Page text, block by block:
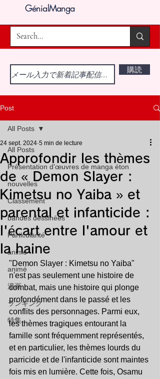
GénialManga
購読
Post
All Posts
Présentation d'œuvres de manga éton
nouvelles
Classement
bandes dessinées
Particularité
animé
animé
漫画
ランキング
特集
All Posts
Approfondir les thèmes
de « Demon Slayer :
Kimetsu no Yaiba » et
parental et infanticide :
l'écart entre l'amour et
la haine
24 sept. 2024 5 min de lecture
"Demon Slayer : Kimetsu no Yaiba"
n'est pas seulement une histoire de
combat, mais une histoire qui plonge
profondément dans le passé et les
conflits des personnages. Parmi eux,
les thèmes tragiques entourant la
famille sont fréquemment représentés,
et en particulier, les thèmes lourds du
parricide et de l'infanticide sont maintes
fois mis en lumière. Cette fois, Osamu